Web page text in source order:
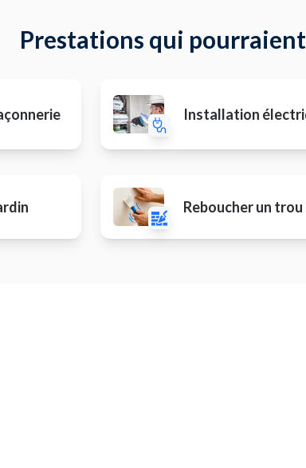
Prestations qui
Installation
Reboucher un trou